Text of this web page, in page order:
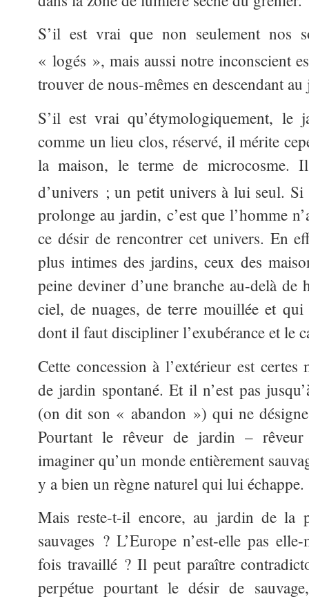
S’il est vrai que non seulement nos
« logés », mais aussi notre inconscient
trouver de nous-mêmes en descendant
S’il est vrai qu’étymologiquement, le
comme un lieu clos, réservé, il mérite
la maison, le terme de microcosme.
d’univers ; un petit univers à lui seul.
prolonge au jardin, c’est que l’homme
ce désir de rencontrer cet univers. En
plus intimes des jardins, ceux des
peine deviner d’une branche au-delà
ciel, de nuages, de terre mouillée et
dont il faut discipliner l’exubérance et le
Cette concession à l’extérieur est certes
de jardin spontané. Et il n’est pas
(on dit son « abandon ») qui ne
Pourtant le rêveur de jardin –
imaginer qu’un monde entièrement
y a bien un règne naturel qui lui échappe.
Mais reste-t-il encore, au jardin de la
sauvages ? L’Europe n’est-elle pas
fois travaillé ? Il peut paraître
perpétue pourtant le désir de